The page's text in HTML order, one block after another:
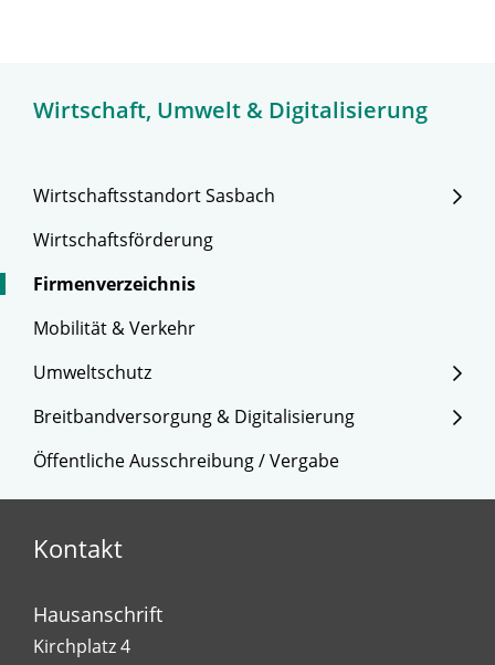
Wirtschaft, Umwelt & Digitalisierung
Wirtschaftsstandort Sasbach
Wirtschaftsförderung
Firmenverzeichnis
Mobilität & Verkehr
Umweltschutz
Breitbandversorgung & Digitalisierung
Öffentliche Ausschreibung / Vergabe
Kontakt
Hausanschrift
Kirchplatz 4